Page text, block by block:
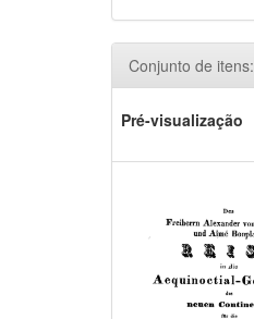
Conjunto de itens:
Pré-visualização